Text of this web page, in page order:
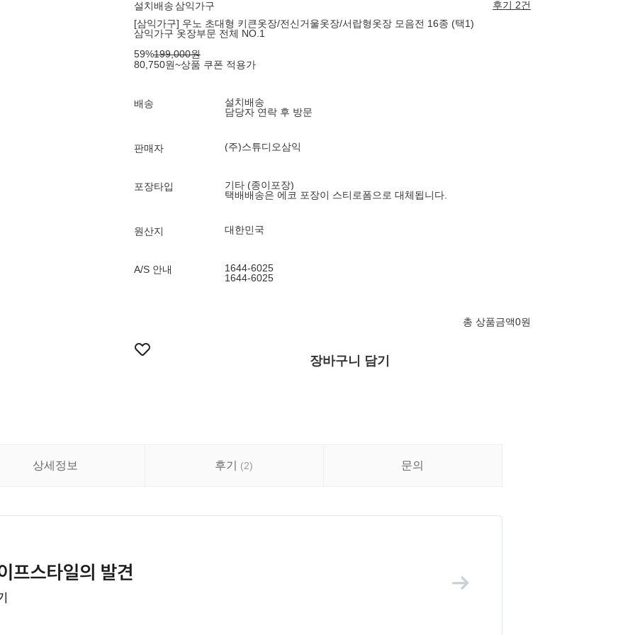
설치배송삼익가구
후기 2건
[삼익가구] 우노 초대형 키큰옷장/전신거울옷장/서랍형옷장 모음전 16종 (택1)
삼익가구 옷장부문 전체 NO.1
59%199,000원
80,750원~상품 쿠폰 적용가
배송
설치배송
담당자 연락 후 방문
판매자 (주)스튜디오삼익
포장타입
기타 (종이포장)
택배배송은 에코 포장이 스티로폼으로 대체됩니다.
원산지 대한민국
A/S 안내
1644-6025
1644-6025
총 상품금액0원
장바구니 담기
상세정보 후기 (2) 문의